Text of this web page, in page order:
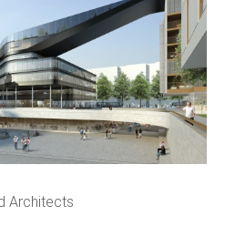
Architects